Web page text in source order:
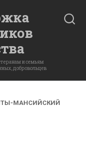
и семьям
добровольцев
МАНСИЙСКИЙ